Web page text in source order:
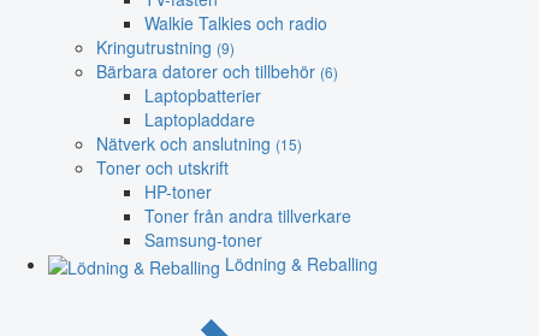
Walkie Talkies och radio
Kringutrustning (9)
Bärbara datorer och tillbehör (6)
Laptopbatterier
Laptopladdare
Nätverk och anslutning (15)
Toner och utskrift
HP-toner
Toner från andra tillverkare
Samsung-toner
Lödning & Reballing